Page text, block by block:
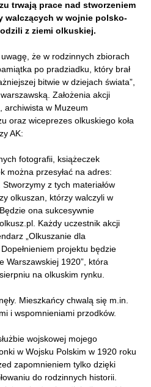
trwają prace nad stworzeniem
walczących w wojnie polsko-
z ziemi olkuskiej.
że w rodzinnych zbiorach
po pradziadku, który brał
bitwie w dziejach świata”,
Założenia akcji
archiwista w Muzeum
oraz wiceprezes olkuskiego koła
AK:
fotografii, książeczek
można przesyłać na adres:
z tych materiałów
olkuszan, którzy walczyli w
ona sukcesywnie
Każdy uczestnik akcji
„Olkuszanie dla
projektu będzie
Warszawskiej 1920”, która
na olkuskim rynku.
Mieszkańcy chwalą się m.in.
i wspomnieniami przodków.
wojskowej mojego
w Wojsku Polskim w 1920 roku
zapomnieniem tylko dzięki
do rodzinnych historii.